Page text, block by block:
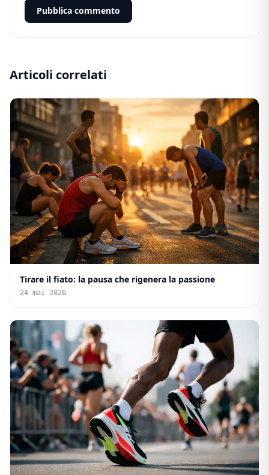
Pubblica commento
Articoli correlati
Tirare il fiato: la pausa che rigenera la passione
24 mai 2026